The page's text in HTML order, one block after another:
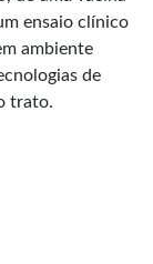
ensaio clínico
ambiente
de
trato.